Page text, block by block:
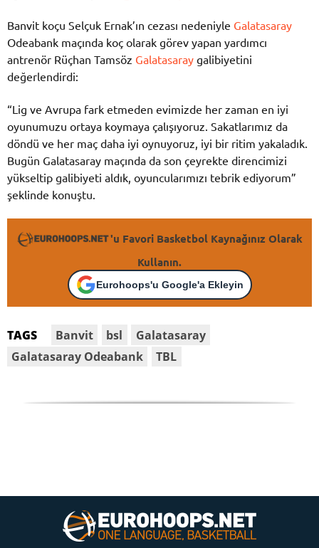
Banvit koçu Selçuk Ernak’ın cezası nedeniyle Galatasaray
Odeabank maçında koç olarak görev yapan yardımcı
antrenör Rüçhan Tamsöz Galatasaray galibiyetini
değerlendirdi:
“Lig ve Avrupa fark etmeden evimizde her zaman en iyi
oyunumuzu ortaya koymaya çalışıyoruz. Sakatlarımız da
döndü ve her maç daha iyi oynuyoruz, iyi bir ritim yakaladık.
Bugün Galatasaray maçında da son çeyrekte direncimizi
yükseltip galibiyeti aldık, oyuncularımızı tebrik ediyorum”
şeklinde konuştu.
'u Favori Basketbol Kaynağınız Olarak
Kullanın.
Eurohoops'u Google'a Ekleyin
TAGS Banvit bsl
Galatasaray
Galatasaray Odeabank
TBL